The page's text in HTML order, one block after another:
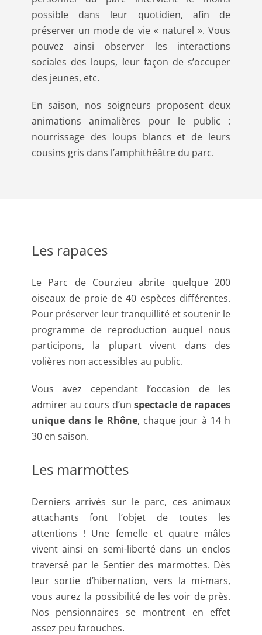
possible dans leur quotidien, afin de
préserver un mode de vie « naturel ». Vous
pouvez ainsi observer les interactions
sociales des loups, leur façon de s’occuper
des jeunes, etc.
En saison, nos soigneurs proposent deux
animations animalières pour le public :
nourrissage des loups blancs et de leurs
cousins gris dans l’amphithéâtre du parc.
Les rapaces
Le Parc de Courzieu abrite quelque 200
oiseaux de proie de 40 espèces différentes.
Pour préserver leur tranquillité et soutenir le
programme de reproduction auquel nous
participons, la plupart vivent dans des
volières non accessibles au public.
Vous avez cependant l’occasion de les
admirer au cours d’unspectacle de rapaces
unique dans le Rhône, chaque jour à 14 h
30 en saison.
Les marmottes
Derniers arrivés sur le parc, ces animaux
attachants font l’objet de toutes les
attentions ! Une femelle et quatre mâles
vivent ainsi en semi-liberté dans un enclos
traversé par le Sentier des marmottes. Dès
leur sortie d’hibernation, vers la mi-mars,
vous aurez la possibilité de les voir de près.
Nos pensionnaires se montrent en effet
assez peu farouches.